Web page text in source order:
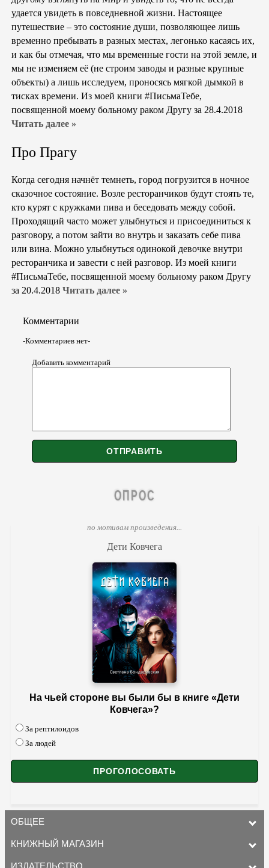
удается увидеть в повседневной жизни. Настоящее
путешествие – это состояние души, позволяющее лишь
временно пребывать в разных местах, легонько касаясь их,
и как бы отмечая, что мы временные гости на этой земле, и
мы не изменяем её (не строим заводы и разные крупные
объекты) а лишь исследуем, проносясь мягкой дымкой в
тисках времени. Из моей книги #ПисьмаТебе,
посвященной моему больному раком Другу за 28.4.2018
Читать далее »
Про Прагу
Когда сегодня начнёт темнеть, город погрузится в ночное
сказочное состояние. Возле ресторанчиков будут стоять те,
кто курят с кружками пива и беседовать между собой.
Проходящий часто может улыбнуться и присоединиться к
разговору, а потом зайти во внутрь и заказать себе пива
или вина. Можно улыбнуться одинокой девочке внутри
ресторанчика и завести с ней разговор. Из моей книги
#ПисьмаТебе, посвященной моему больному раком Другу
за 20.4.2018 Читать далее »
Комментарии
-Комментариев нет-
Добавить комментарий
ОПРОС
по мотивам произведения...
Дети Ковчега
На чьей стороне вы были бы в книге «Дети
Ковчега»?
За рептилоидов
За людей
ОБЩЕЕ
КНИЖНЫЙ МАГАЗИН
ИЗДАТЕЛЬСТВО